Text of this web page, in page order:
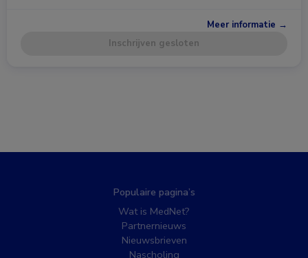
Meer informatie →
Inschrijven gesloten
Populaire pagina’s
Wat is MedNet?
Partnernieuws
Nieuwsbrieven
Nascholing